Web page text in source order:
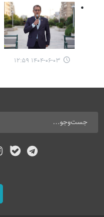
۱۴۰۴-۰۶-۰۳ ۱۲:۵۹